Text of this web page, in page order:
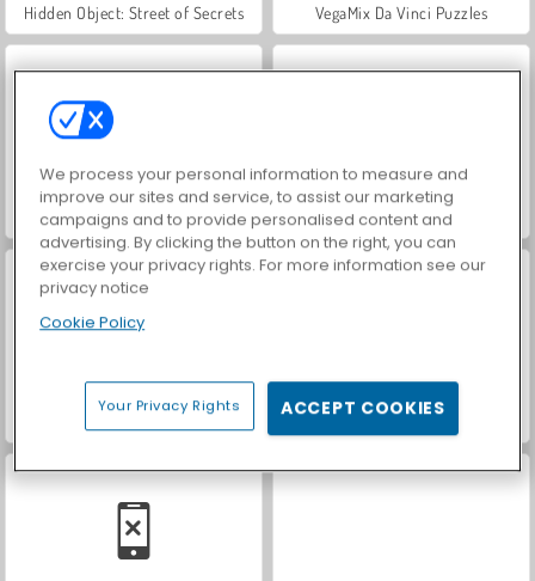
Hidden Object: Street of Secrets VegaMix Da Vinci Puzzles
ASMR Makeover & Makeup Studio World War 2 Shooter
Farm Merge Valley
We process your personal information to measure and
improve our sites and service, to assist our marketing
campaigns and to provide personalised content and
advertising. By clicking the button on the right, you can
exercise your privacy rights. For more information see our
privacy notice
Cookie Policy
Your Privacy Rights ACCEPT COOKIES